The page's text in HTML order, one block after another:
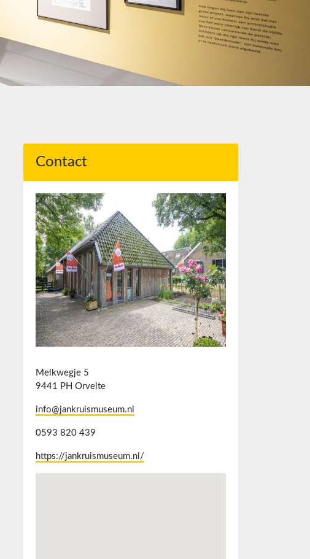
Contact
Melkwegje 5
9441 PH Orvelte
info@jankruismuseum.nl
0593 820 439
https://jankruismuseum.nl/